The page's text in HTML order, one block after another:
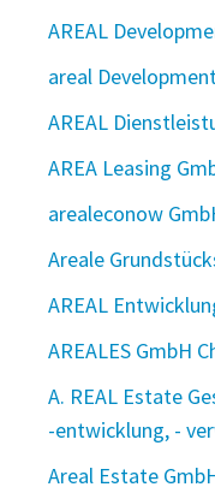
AREAL
areal
AREAL
AREA Leasing
arealeconow
Areale
AREAL
AREALES GmbH
A. REAL Estate
-entwicklung, -
Areal Estate